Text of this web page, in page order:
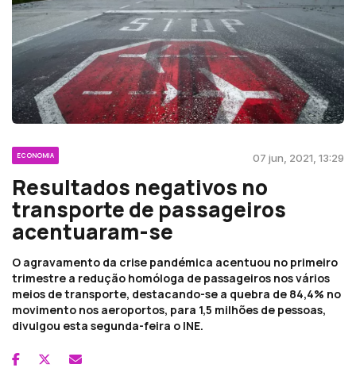
ECONOMIA 07 jun, 2021, 13:29
Resultados negativos no
transporte de passageiros
acentuaram-se
O agravamento da crise pandémica acentuou no primeiro
trimestre a redução homóloga de passageiros nos vários
meios de transporte, destacando-se a quebra de 84,4% no
movimento nos aeroportos, para 1,5 milhões de pessoas,
divulgou esta segunda-feira o INE.